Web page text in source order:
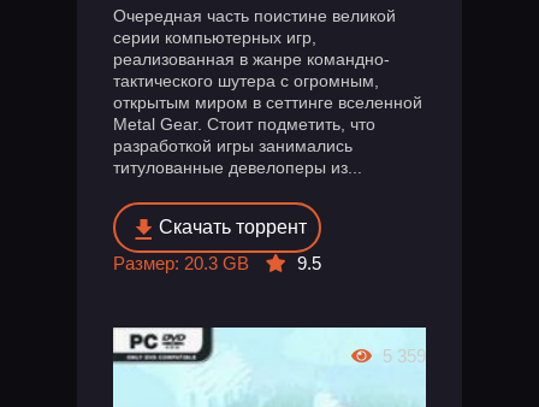
Очередная часть поистине великой
серии компьютерных игр,
реализованная в жанре командно-
тактического шутера с огромным,
открытым миром в сеттинге вселенной
Metal Gear. Стоит подметить, что
разработкой игры занимались
титулованные девелоперы из...
Скачать торрент
Размер: 20.3 GB
9.5
5 359